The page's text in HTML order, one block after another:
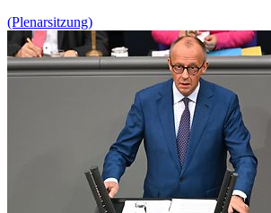
(Plenarsitzung)